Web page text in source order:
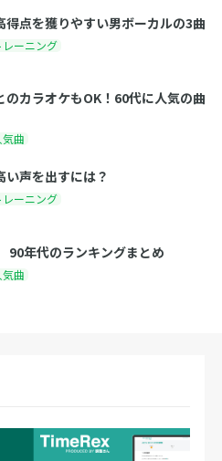
得点を獲りやすい男ボーカルの3曲
レーニング
のカラオケもOK！60代に人気の曲
気曲
い声を出すには？
レーニング
90年代のランキングまとめ
気曲